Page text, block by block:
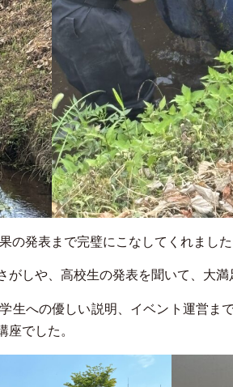
の発表まで完璧にこなしてくれまし
しや、高校生の発表を聞いて、大
生への優しい説明、イベント運営ま
でした。